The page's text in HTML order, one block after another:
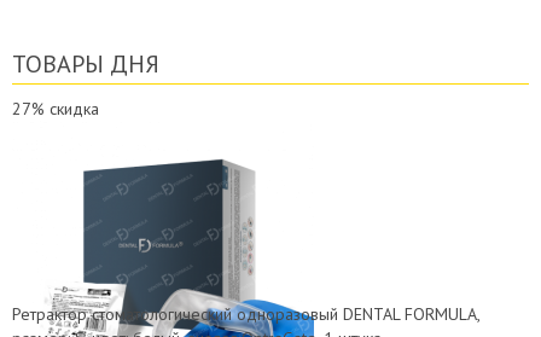
ТОВАРЫ ДНЯ
27% скидка
Ретрактор стоматологический одноразовый DENTAL FORMULA,